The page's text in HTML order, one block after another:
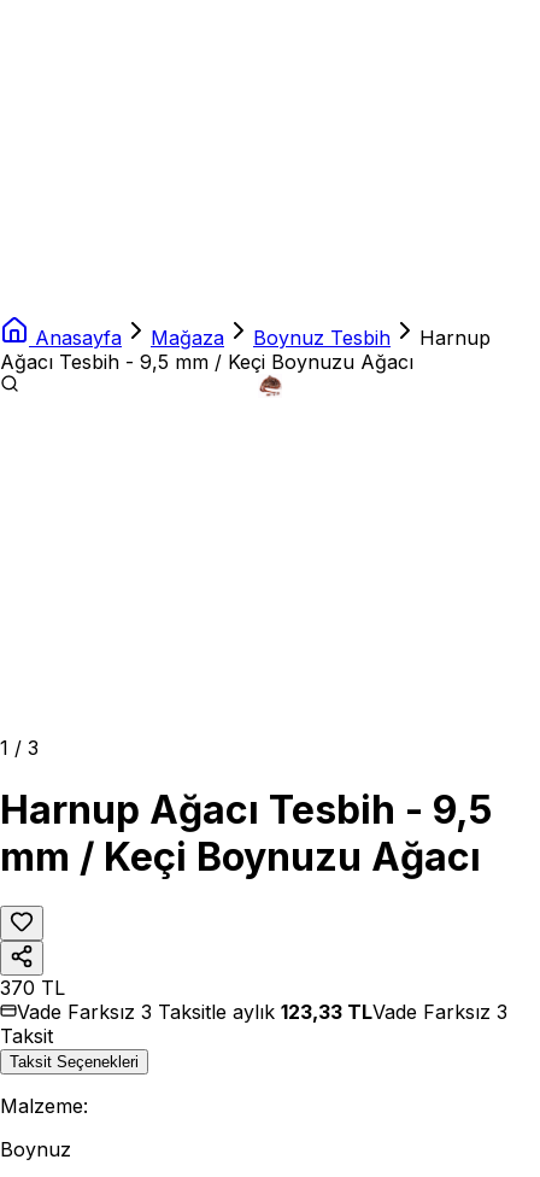
Anasayfa Mağaza Boynuz Tesbih
Harnup
Ağacı Tesbih - 9,5 mm / Keçi Boynuzu Ağacı
1 / 3
Harnup Ağacı Tesbih - 9,5
mm / Keçi Boynuzu Ağacı
370 TL
Vade Farksız 3 Taksitle aylık 123,33 TLVade Farksız 3
Taksit
Taksit Seçenekleri
Malzeme:
Boynuz